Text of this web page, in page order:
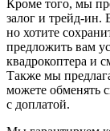
Кроме того, мы
залог и трейд-ин.
но хотите
предложить вам
квадрокоптера и
Также мы
можете обменять
с доплатой.